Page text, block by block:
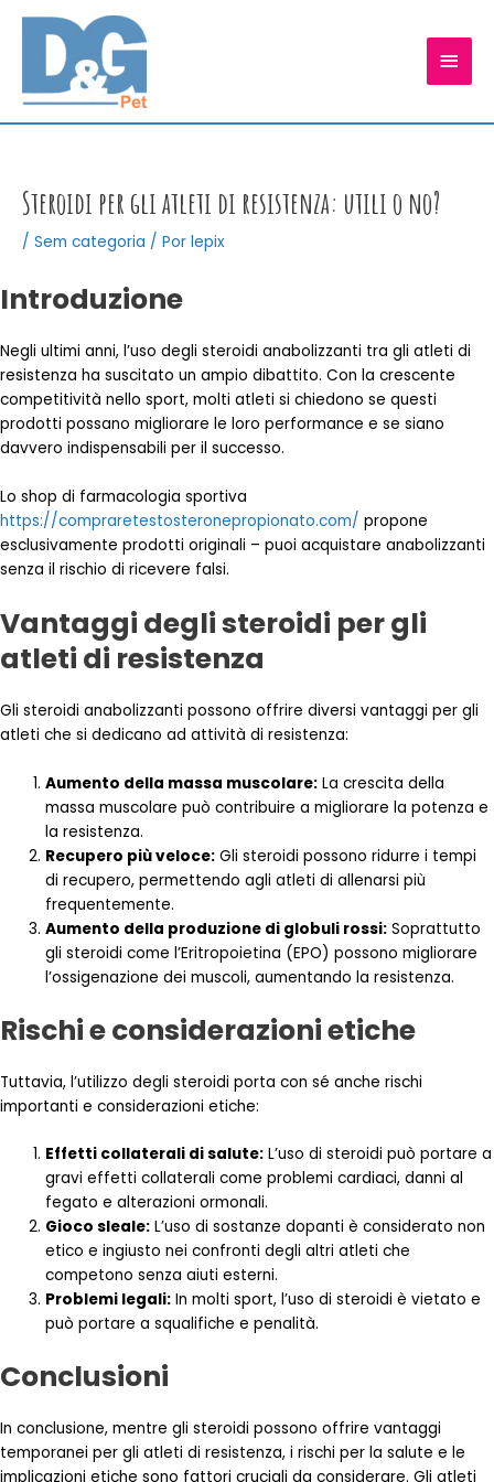
conteúdo
Steroidi per gli atleti di resistenza: utili o no?
/ Sem categoria / Por lepix
Introduzione
Negli ultimi anni, l’uso degli steroidi anabolizzanti tra gli atleti di
resistenza ha suscitato un ampio dibattito. Con la crescente
competitività nello sport, molti atleti si chiedono se questi
prodotti possano migliorare le loro performance e se siano
davvero indispensabili per il successo.
Lo shop di farmacologia sportiva
https://compraretestosteronepropionato.com/ propone
esclusivamente prodotti originali – puoi acquistare anabolizzanti
senza il rischio di ricevere falsi.
Vantaggi degli steroidi per gli
atleti di resistenza
Gli steroidi anabolizzanti possono offrire diversi vantaggi per gli
atleti che si dedicano ad attività di resistenza:
Aumento della massa muscolare: La crescita della
massa muscolare può contribuire a migliorare la potenza e
la resistenza.
Recupero più veloce: Gli steroidi possono ridurre i tempi
di recupero, permettendo agli atleti di allenarsi più
frequentemente.
Aumento della produzione di globuli rossi: Soprattutto
gli steroidi come l’Eritropoietina (EPO) possono migliorare
l’ossigenazione dei muscoli, aumentando la resistenza.
Rischi e considerazioni etiche
Tuttavia, l’utilizzo degli steroidi porta con sé anche rischi
importanti e considerazioni etiche:
Effetti collaterali di salute: L’uso di steroidi può portare a
gravi effetti collaterali come problemi cardiaci, danni al
fegato e alterazioni ormonali.
Gioco sleale: L’uso di sostanze dopanti è considerato non
etico e ingiusto nei confronti degli altri atleti che
competono senza aiuti esterni.
Problemi legali: In molti sport, l’uso di steroidi è vietato e
può portare a squalifiche e penalità.
Conclusioni
In conclusione, mentre gli steroidi possono offrire vantaggi
temporanei per gli atleti di resistenza, i rischi per la salute e le
implicazioni etiche sono fattori cruciali da considerare. Gli atleti